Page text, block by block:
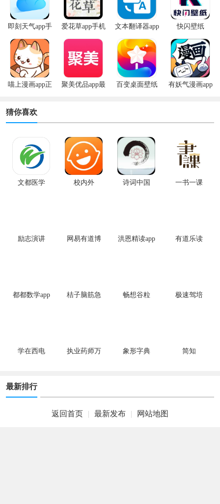
即刻天气app手
机版
爱花草app手机
版
文本翻译器app 快闪壁纸
喵上漫画app正
聚美优品app最
百变桌面壁纸
有妖气漫画app
猜你喜欢
文都医学 校内外 诗词中国 一书一课
励志演讲
网易有道博
洪恩精读app
有道乐读
都都数学app
桔子脑筋急
畅想谷粒 极速驾培
学在西电
执业药师万
象形字典 简知
最新排行
返回首页 | 最新发布 | 网站地图